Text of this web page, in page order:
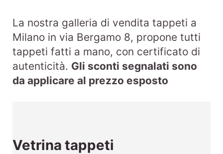
La nostra galleria di vendita tappeti a
Milano in via Bergamo 8, propone tutti
tappeti fatti a mano, con certificato di
autenticità. Gli sconti segnalati sono
da applicare al prezzo esposto
Vetrina tappeti